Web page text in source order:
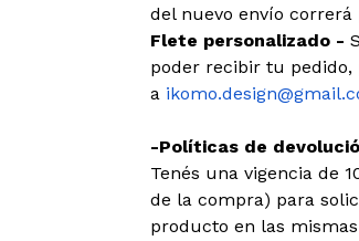
del nuevo envío
Flete personalizado -
poder recibir tu
a
-Políticas de
Tenés una vigencia de
de la compra) para
producto en las